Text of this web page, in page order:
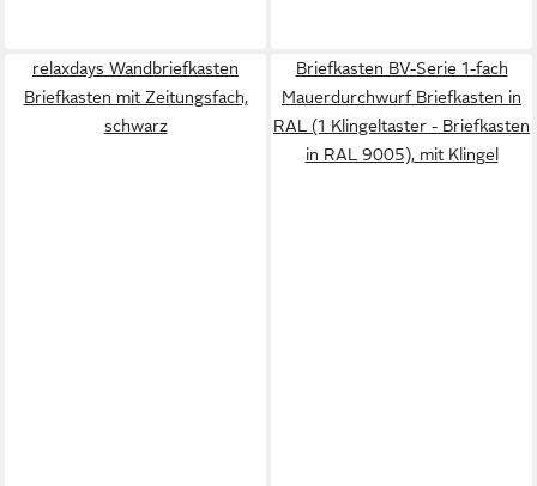
relaxdays Wandbriefkasten
Briefkasten mit Zeitungsfach,
schwarz
Briefkasten BV-Serie 1-fach
Mauerdurchwurf Briefkasten in
RAL (1 Klingeltaster - Briefkasten
in RAL 9005), mit Klingel